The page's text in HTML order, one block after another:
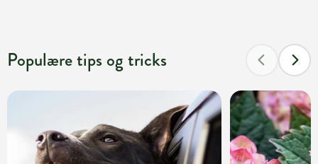
Populære tips og tricks